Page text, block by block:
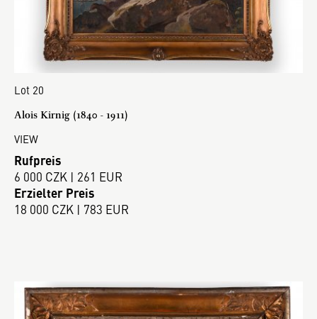
Lot 20
Alois Kirnig (1840 - 1911)
VIEW
Rufpreis
6 000 CZK | 261 EUR
Erzielter Preis
18 000 CZK | 783 EUR